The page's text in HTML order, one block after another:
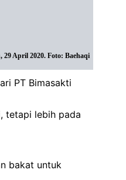
April 2020. Foto: Baehaqi
PT Bimasakti
tetapi lebih pada
bakat untuk